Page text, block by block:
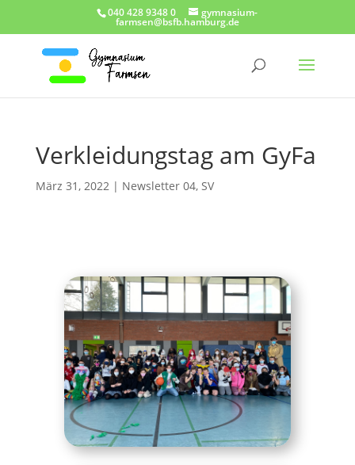
040 428 9348 0 gymnasium-
farmsen@bsfb.hamburg.de
Verkleidungstag am GyFa
März 31, 2022| Newsletter 04, SV